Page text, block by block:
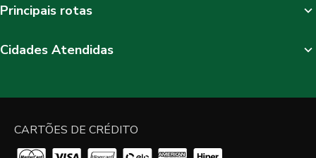
Principais rotas
Cidades Atendidas
CARTÕES DE CRÉDITO